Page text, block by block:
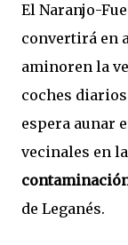
El Naranjo-
convertirá en
aminoren la
coches
espera aunar
vecinales en
de Leganés.